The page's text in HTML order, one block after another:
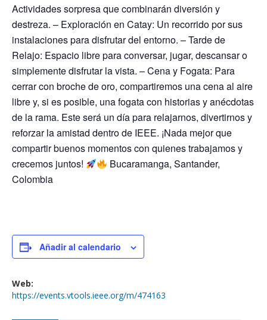
Actividades sorpresa que combinarán diversión y
destreza. – Exploración en Catay: Un recorrido por sus
instalaciones para disfrutar del entorno. – Tarde de
Relajo: Espacio libre para conversar, jugar, descansar o
simplemente disfrutar la vista. – Cena y Fogata: Para
cerrar con broche de oro, compartiremos una cena al aire
libre y, si es posible, una fogata con historias y anécdotas
de la rama. Este será un día para relajarnos, divertirnos y
reforzar la amistad dentro de IEEE. ¡Nada mejor que
compartir buenos momentos con quienes trabajamos y
crecemos juntos!
Bucaramanga, Santander,
Colombia
Añadir al calendario
Web:
https://events.vtools.ieee.org/m/474163